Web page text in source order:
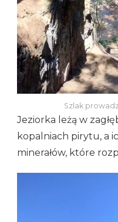
Szlak
Jeziorka leżą w
kopalniach pirytu, a
minerałów, które